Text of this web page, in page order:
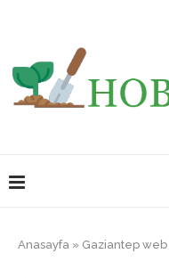
Anasayfa » Gaziantep web